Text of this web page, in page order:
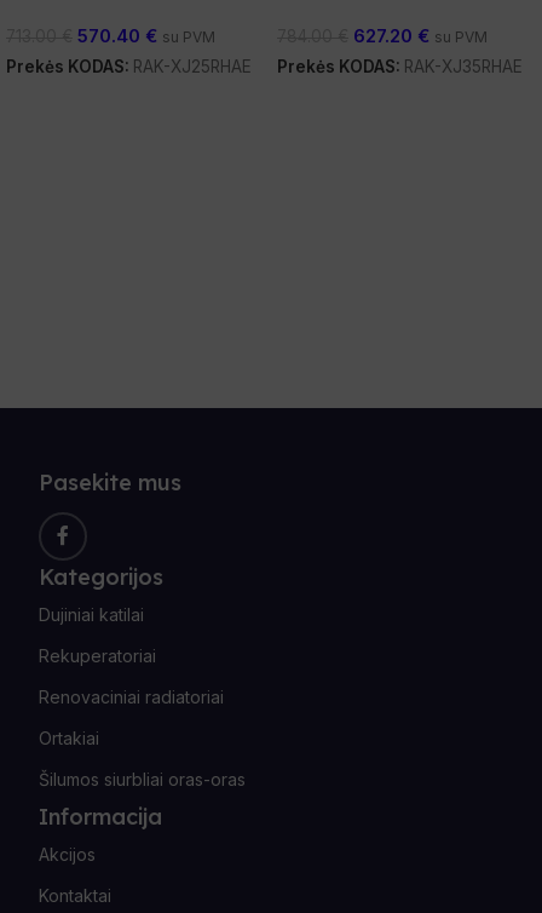
570.40 € su PVM
Prekės KODAS: RAK-XJ25RHAE
627.20 € su PVM
Prekės KODAS: RAK-XJ35RHAE
Pasekite mus
Kategorijos
Dujiniai katilai
Rekuperatoriai
Renovaciniai radiatoriai
Ortakiai
Šilumos siurbliai oras-oras
Informacija
Akcijos
Kontaktai